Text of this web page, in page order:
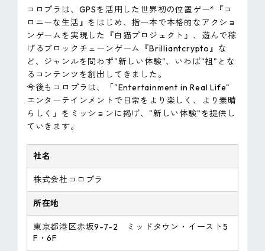
コロプラは、GPSを活用した世界初の位置ゲー*『コ
ロニーな生活』をはじめ、指一本で本格的なアクショ
ンゲームを実現した『白猫プロジェクト』、遊んで稼
げるブロックチェーンゲーム『Brilliantcrypto』な
ど、ジャンルを問わず"新しい体験"、いわば"祖"とな
るコンテンツを創出してきました。
今後もコロプラは、「"Entertainment in Real Life"
エンターテインメントで日常をより楽しく、より素晴
らしく」をミッションに掲げ、"新しい体験"を提供し
ていきます。
社名
株式会社コロプラ
所在地
東京都港区赤坂9-7-2 ミッドタウン・イースト5
F・6F